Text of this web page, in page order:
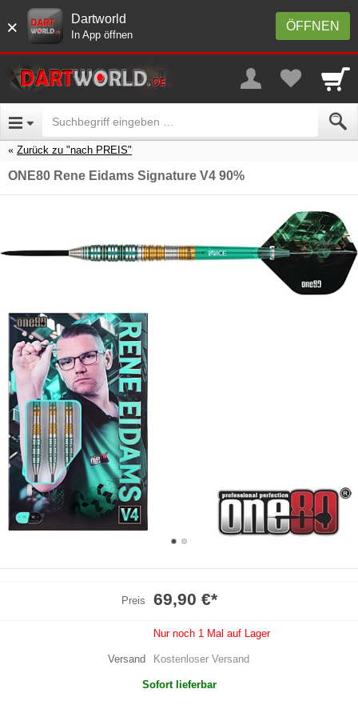
× ÖFFNEN
Dartworld
In App öffnen
Zurück zu "nach PREIS"
ONE80 Rene Eidams Signature V4 90%
Preis 69,90 €*
Nur noch 1 Mal auf Lager
Versand Kostenloser Versand
Sofort lieferbar